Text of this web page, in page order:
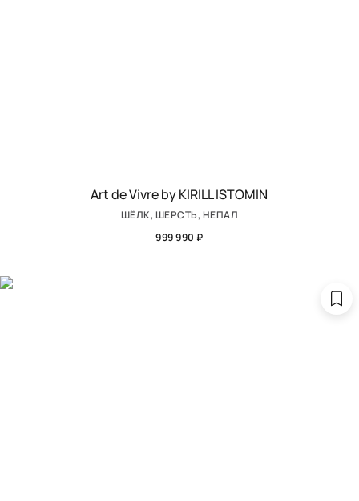
Art de Vivre by KIRILL ISTOMIN
ШЁЛК, ШЕРСТЬ, НЕПАЛ
999 990 ₽